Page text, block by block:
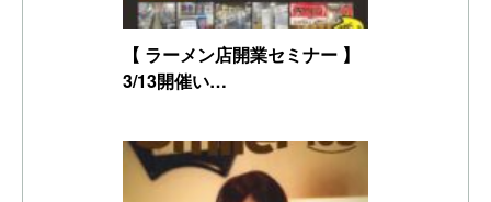
【 ラーメン店開業セミナー 】
3/13開催い…